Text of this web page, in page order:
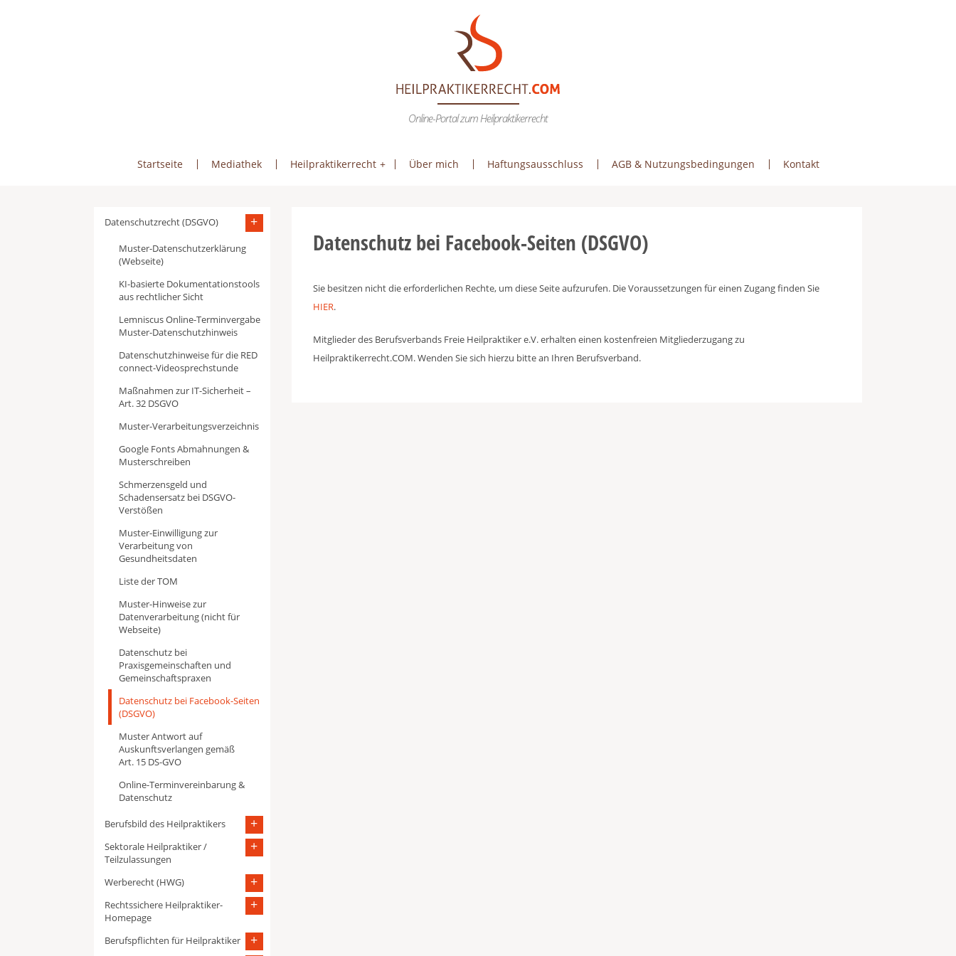
Online-Portal zum Heilpraktikerrecht
Startseite Mediathek Heilpraktikerrecht Über mich Haftungsausschluss AGB & Nutzungsbedingungen Kontakt
Datenschutzrecht (DSGVO)
Muster-Datenschutzerklärung
(Webseite)
KI-basierte Dokumentationstools
aus rechtlicher Sicht
Lemniscus Online-Terminvergabe
Muster-Datenschutzhinweis
Datenschutzhinweise für die RED
connect-Videosprechstunde
Maßnahmen zur IT-Sicherheit –
Art. 32 DSGVO
Muster-Verarbeitungsverzeichnis
Google Fonts Abmahnungen &
Musterschreiben
Schmerzensgeld und
Schadensersatz bei DSGVO-
Verstößen
Muster-Einwilligung zur
Verarbeitung von
Gesundheitsdaten
Liste der TOM
Muster-Hinweise zur
Datenverarbeitung (nicht für
Webseite)
Datenschutz bei
Praxisgemeinschaften und
Gemeinschaftspraxen
Datenschutz bei Facebook-Seiten
(DSGVO)
Muster Antwort auf
Auskunftsverlangen gemäß
Art. 15 DS-GVO
Online-Terminvereinbarung &
Datenschutz
Berufsbild des Heilpraktikers
Sektorale Heilpraktiker /
Teilzulassungen
Werberecht (HWG)
Rechtssichere Heilpraktiker-
Homepage
Berufspflichten für Heilpraktiker
Datenschutz bei Facebook-Seiten (DSGVO)
Sie besitzen nicht die erforderlichen Rechte, um diese Seite aufzurufen. Die Voraussetzungen für einen Zugang finden Sie
HIER.
Mitglieder des Berufsverbands Freie Heilpraktiker e.V. erhalten einen kostenfreien Mitgliederzugang zu
Heilpraktikerrecht.COM. Wenden Sie sich hierzu bitte an Ihren Berufsverband.